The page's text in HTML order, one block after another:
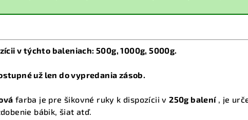
v týchto baleniach: 500g, 1000g, 5000g.
už len do vypredania zásob.
farba je pre šikovné ruky k dispozícii v250g balení, je
bábik, šiat atď.